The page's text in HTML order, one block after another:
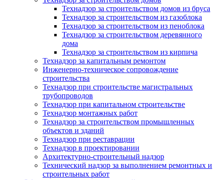
Технадзор за строительством домов из бруса
Технадзор за строительством из газоблока
Технадзор за строительством из пеноблока
Технадзор за строительством деревянного
дома
Технадзор за строительством из кирпича
Технадзор за капитальным ремонтом
Инженерно-техническое сопровождение
строительства
Технадзор при строительстве магистральных
трубопроводов
Технадзор при капитальном строительстве
Технадзор монтажных работ
Технадзор за строительством промышленных
объектов и зданий
Технадзор при реставрации
Технадзор в проектировании
Архитектурно-строительный надзор
Технический надзор за выполнением ремонтных и
строительных работ